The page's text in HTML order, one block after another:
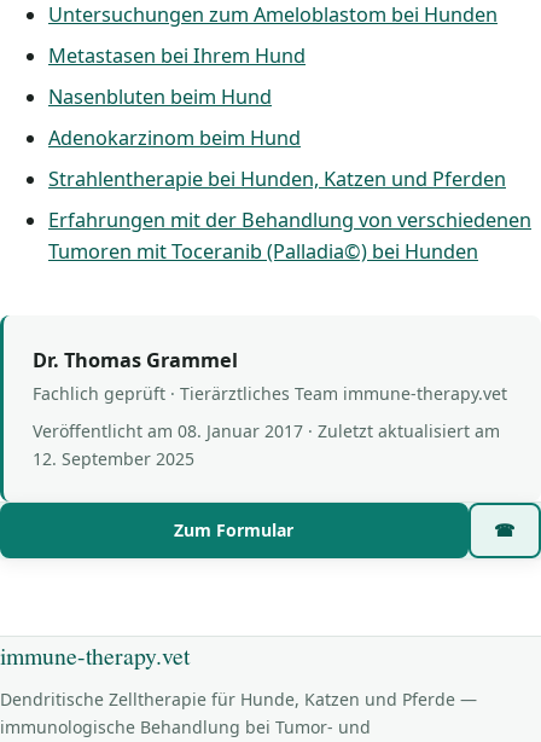
Untersuchungen zum Ameloblastom bei Hunden
Metastasen bei Ihrem Hund
Nasenbluten beim Hund
Adenokarzinom beim Hund
Strahlentherapie bei Hunden, Katzen und Pferden
Erfahrungen mit der Behandlung von verschiedenen
Tumoren mit Toceranib (Palladia©) bei Hunden
Dr. Thomas Grammel
Fachlich geprüft · Tierärztliches Team immune-therapy.vet
Veröffentlicht am 08. Januar 2017 · Zuletzt aktualisiert am
12. September 2025
Zum Formular ☎
immune-therapy.vet
Dendritische Zelltherapie für Hunde, Katzen und Pferde —
immunologische Behandlung bei Tumor- und